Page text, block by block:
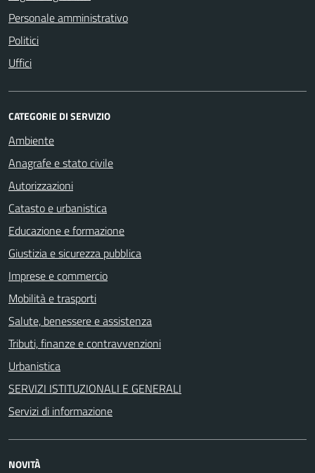
Personale amministrativo
Politici
Uffici
CATEGORIE DI SERVIZIO
Ambiente
Anagrafe e stato civile
Autorizzazioni
Catasto e urbanistica
Educazione e formazione
Giustizia e sicurezza pubblica
Imprese e commercio
Mobilità e trasporti
Salute, benessere e assistenza
Tributi, finanze e contravvenzioni
Urbanistica
SERVIZI ISTITUZIONALI E GENERALI
Servizi di informazione
NOVITÀ